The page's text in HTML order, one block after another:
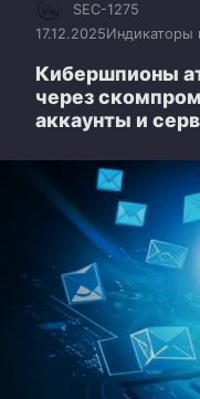
SEC-1275
17.12.2025Индикаторы
Кибершпионы
через
аккаунты и